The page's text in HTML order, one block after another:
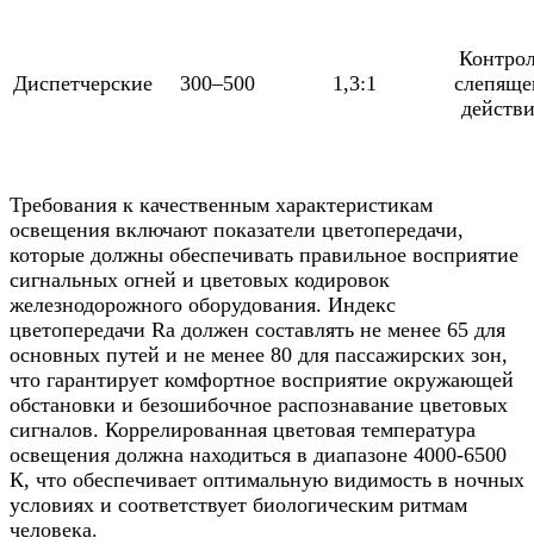
Диспетчерские 300–500 1,3:1
Требования к качественным характеристикам
освещения включают показатели цветопередачи,
которые должны обеспечивать правильное восприятие
сигнальных огней и цветовых кодировок
железнодорожного оборудования. Индекс
цветопередачи Ra должен составлять не менее 65 для
основных путей и не менее 80 для пассажирских зон,
что гарантирует комфортное восприятие окружающей
обстановки и безошибочное распознавание цветовых
сигналов. Коррелированная цветовая температура
освещения должна находиться в диапазоне 4000-6500
К, что обеспечивает оптимальную видимость в ночных
условиях и соответствует биологическим ритмам
человека.